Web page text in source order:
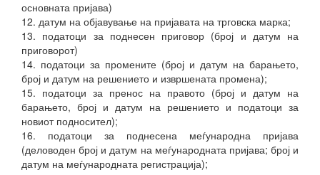
основната пријава)
12. датум на објавување на пријавата на трговска марка;
13. податоци за поднесен приговор (број и датум на
приговорот)
14. податоци за промените (број и датум на барањето,
број и датум на решението и извршената промена);
15. податоци за пренос на правото (број и датум на
барањето, број и датум на решението и податоци за
новиот подносител);
16. податоци за поднесена меѓународна пријава
(деловоден број и датум на меѓународната пријава; број и
датум на меѓународната регистрација);